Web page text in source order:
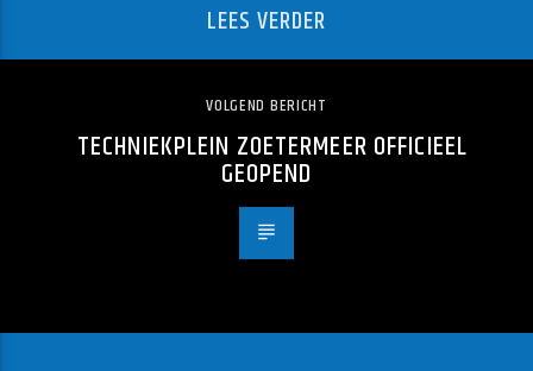
LEES VERDER
VOLGEND BERICHT
TECHNIEKPLEIN ZOETERMEER OFFICIEEL
GEOPEND